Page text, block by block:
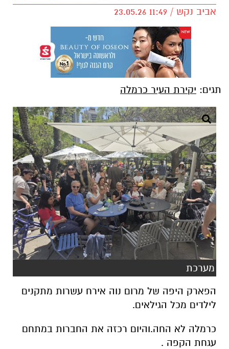
אביב נקש / 11:49 23.05.26
תגים: יקירת העיר כרמלה
מערכת
הפארק היפה של מרום נוה אירח עשרות מתקנים
לילדים מכל הגילאים.
כרמלה לא החה.והיום רכזה את החברות במתחם
עגחת הקפה .